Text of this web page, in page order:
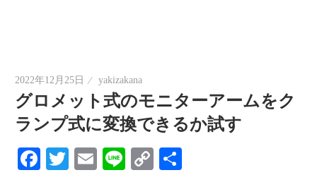
2022年12月25日 yakizakana
グロメット式のモニターアームをク
ランプ式に変換できるか試す
Facebook
Twitter
EmailLineCopy